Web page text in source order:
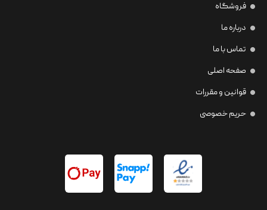
فروشگاه
درباره ما
تماس با ما
صفحه اصلی
قوانین و مقررات
حریم خصوصی